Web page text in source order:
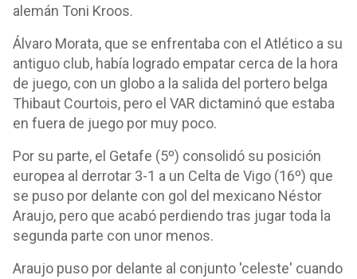
alemán Toni Kroos.
Álvaro Morata, que se enfrentaba con el Atlético a su
antiguo club, había logrado empatar cerca de la hora
de juego, con un globo a la salida del portero belga
Thibaut Courtois, pero el VAR dictaminó que estaba
en fuera de juego por muy poco.
Por su parte, el Getafe (5º) consolidó su posición
europea al derrotar 3-1 a un Celta de Vigo (16º) que
se puso por delante con gol del mexicano Néstor
Araujo, pero que acabó perdiendo tras jugar toda la
segunda parte con unor menos.
Araujo puso por delante al conjunto 'celeste' cuando